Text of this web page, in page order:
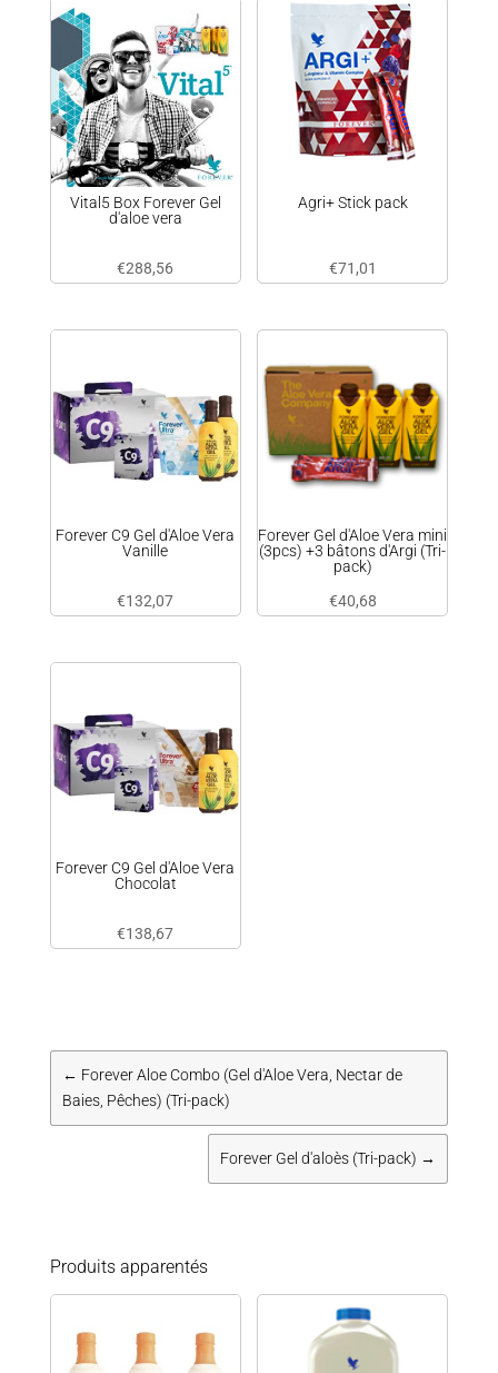
Vital5 Box Forever Gel
d'aloe vera
€288,56
Agri+ Stick pack
€71,01
Forever C9 Gel d'Aloe Vera
Vanille
€132,07
Forever Gel d'Aloe Vera mini
(3pcs) +3 bâtons d'Argi (Tri-
pack)
€40,68
Forever C9 Gel d'Aloe Vera
Chocolat
€138,67
← Forever Aloe Combo (Gel d'Aloe Vera, Nectar de
Baies, Pêches) (Tri-pack)
Forever Gel d'aloès (Tri-pack) →
Produits apparentés